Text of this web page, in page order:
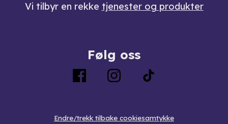
Vi tilbyr en rekke tjenester og produkter
Følg oss
Endre/trekk tilbake cookiesamtykke